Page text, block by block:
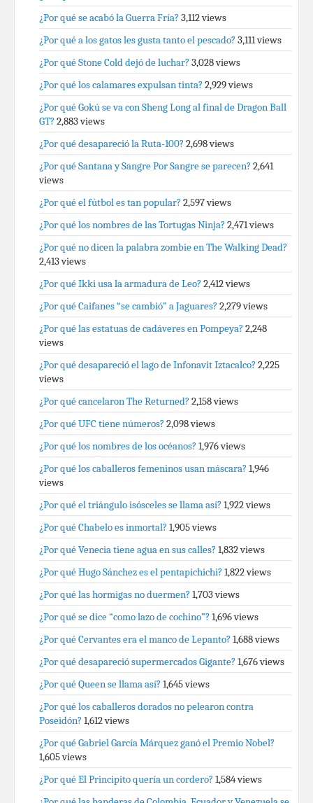
¿Por qué se acabó la Guerra Fría? 3,112 views
¿Por qué a los gatos les gusta tanto el pescado? 3,111 views
¿Por qué Stone Cold dejó de luchar? 3,028 views
¿Por qué los calamares expulsan tinta? 2,929 views
¿Por qué Gokú se va con Sheng Long al final de Dragon Ball
GT? 2,883 views
¿Por qué desapareció la Ruta-100? 2,698 views
¿Por qué Santana y Sangre Por Sangre se parecen? 2,641
views
¿Por qué el fútbol es tan popular? 2,597 views
¿Por qué los nombres de las Tortugas Ninja? 2,471 views
¿Por qué no dicen la palabra zombie en The Walking Dead?
2,413 views
¿Por qué Ikki usa la armadura de Leo? 2,412 views
¿Por qué Caifanes “se cambió” a Jaguares? 2,279 views
¿Por qué las estatuas de cadáveres en Pompeya? 2,248
views
¿Por qué desapareció el lago de Infonavit Iztacalco? 2,225
views
¿Por qué cancelaron The Returned? 2,158 views
¿Por qué UFC tiene números? 2,098 views
¿Por qué los nombres de los océanos? 1,976 views
¿Por qué los caballeros femeninos usan máscara? 1,946
views
¿Por qué el triángulo isósceles se llama así? 1,922 views
¿Por qué Chabelo es inmortal? 1,905 views
¿Por qué Venecia tiene agua en sus calles? 1,832 views
¿Por qué Hugo Sánchez es el pentapichichi? 1,822 views
¿Por qué las hormigas no duermen? 1,703 views
¿Por qué se dice “como lazo de cochino”? 1,696 views
¿Por qué Cervantes era el manco de Lepanto? 1,688 views
¿Por qué desapareció supermercados Gigante? 1,676 views
¿Por qué Queen se llama así? 1,645 views
¿Por qué los caballeros dorados no pelearon contra
Poseidón? 1,612 views
¿Por qué Gabriel García Márquez ganó el Premio Nobel?
1,605 views
¿Por qué El Principito quería un cordero? 1,584 views